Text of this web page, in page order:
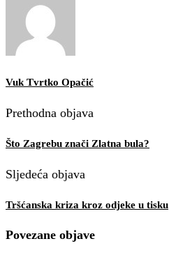
Vuk Tvrtko Opačić
Prethodna objava
Što Zagrebu znači Zlatna bula?
Sljedeća objava
Tršćanska kriza kroz odjeke u tisku
Povezane objave